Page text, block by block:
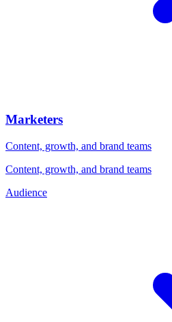
Marketers
Content, growth, and brand teams
Content, growth, and brand teams
Audience